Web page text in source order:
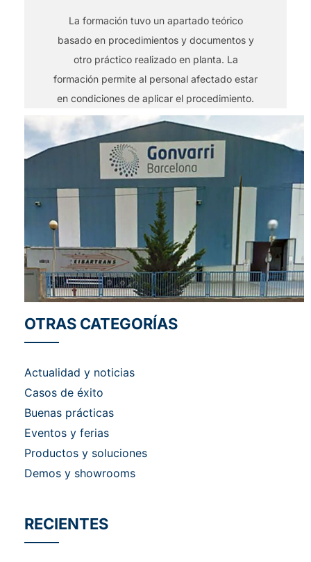
La formación tuvo un apartado teórico
basado en procedimientos y documentos y
otro práctico realizado en planta. La
formación permite al personal afectado estar
en condiciones de aplicar el procedimiento.
OTRAS CATEGORÍAS
Actualidad y noticias
Casos de éxito
Buenas prácticas
Eventos y ferias
Productos y soluciones
Demos y showrooms
RECIENTES